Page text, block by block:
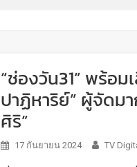
“ช่องวัน31” พร้อม
ปาฏิหาริย์” ผู้จัดม
ศิริ”
17 กันยายน 2024 TV